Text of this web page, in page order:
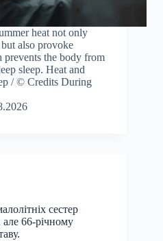
heat not only
also provoke
the body from
sleep. Heat and
/ © Credits During
сестер
але 66-річному